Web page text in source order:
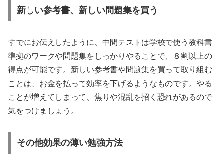
新しい参考書、新しい問題集を買う
すでにお伝えしたように、中間テストは学校で使う教科書
準拠のワークや問題集をしっかりやることで、８割以上の
得点が可能です。新しい参考書や問題集を買って取り組む
ことは、お金を払って効率を下げるようなものです。やる
ことが増えてしまって、焦りや混乱を招く恐れがあるので
気をつけましょう。
その他効果の薄い勉強方法